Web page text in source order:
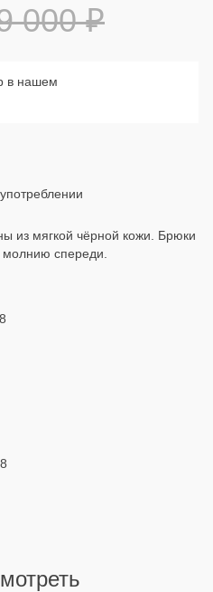
000₽
в нашем
из мягкой чёрной кожи. Брюки
молнию спереди.